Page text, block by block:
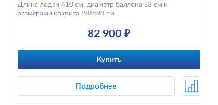
Длина лодки 410 см, диаметр баллона 53 см и
размерами кокпита 288х90 см.
82 900 ₽
Купить
Подробнее